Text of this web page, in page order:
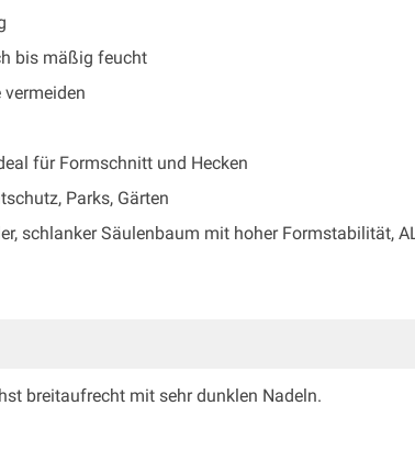
bis mäßig feucht
für Formschnitt und Hecken
Parks, Gärten
schlanker Säulenbaum mit hoher Formstabilität,
breitaufrecht mit sehr dunklen Nadeln.